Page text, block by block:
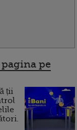
pe
ții